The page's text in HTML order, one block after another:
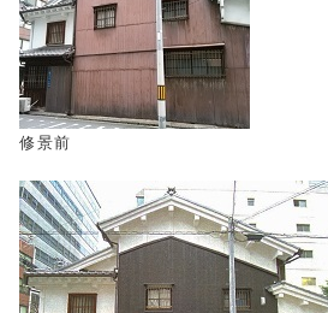
修景前